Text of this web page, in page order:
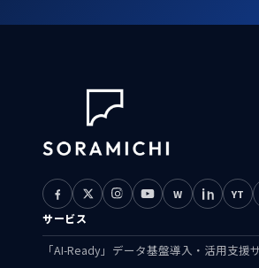
W YT
サービス
「AI-Ready」データ基盤導入・活用支援